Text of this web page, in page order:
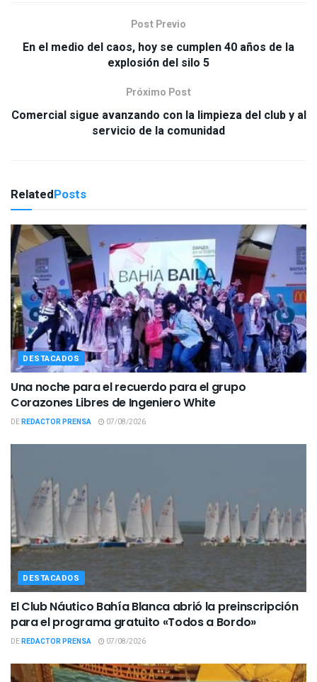
Post Previo
En el medio del caos, hoy se cumplen 40 años de la
explosión del silo 5
Próximo Post
Comercial sigue avanzando con la limpieza del club y al
servicio de la comunidad
RelatedPosts
DESTACADOS
Una noche para el recuerdo para el grupo
Corazones Libres de Ingeniero White
DEREDACTOR PRENSA 07/08/2026
DESTACADOS
El Club Náutico Bahía Blanca abrió la preinscripción
para el programa gratuito «Todos a Bordo»
DEREDACTOR PRENSA 07/08/2026